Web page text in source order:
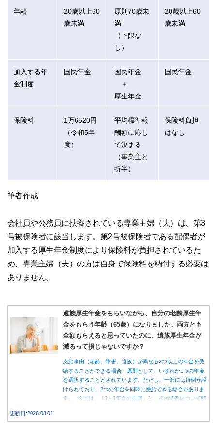
年齢
20歳以上60
歳未満
原則70歳未
満
（下限な
し）
20歳以上60
歳未満
加入する年
金制度
国民年金
国民年金
＋
厚生年金
国民年金
保険料
1万6520円
（令和5年
度）
平均標準報
酬額に応じ
て決まる
（事業主と
折半）
保険料負担
はなし
筆者作成
会社員や公務員に扶養されている専業主婦（夫）は、第3
号被保険者に該当します。第2号被保険者である配偶者が
加入する厚生年金制度により保険料が負担されているた
め、専業主婦（夫）の方は自身で保険料を納付する必要は
ありません。
遺族厚生年金をもらいながら、自分の老齢厚生年
金をもらう年齢（65歳）になりました。両方とも
全額もらえると思っていたのに、遺族厚生年金が
減るって損じゃないですか？
支給事由（老齢、障害、遺族）が異なる2つ以上の年金を受
給することができる場合、原則として、いずれか1つの年金
を選択することとされています。ただし、一部には特例が設
けられており、2つの年金を同時に受給できる場合がありま
す。 今回は、「1人1年金の原則」と、その特例について解
更新日:2026.08.01